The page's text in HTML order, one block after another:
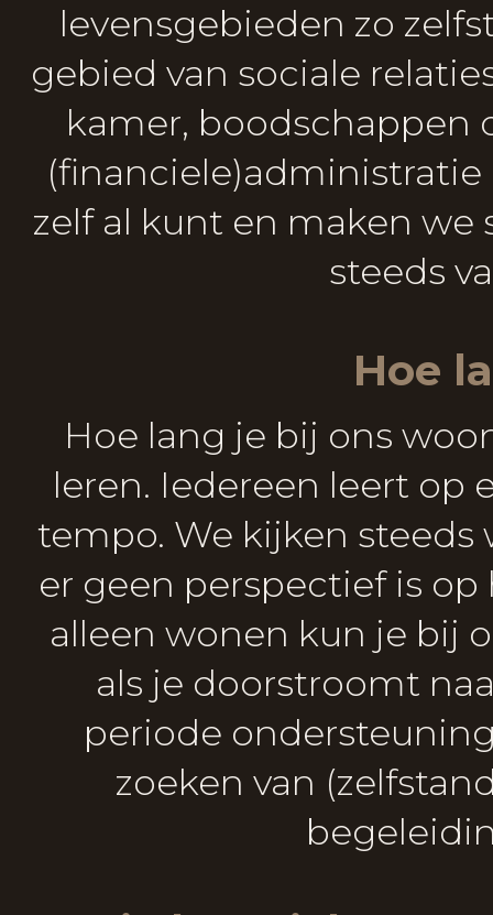
levensgebieden zo
gebied van sociale
kamer, boodschappen
zelf al kunt en maken
steeds
Hoe
Hoe lang je bij ons
leren. Iedereen leert op
tempo. We kijken steeds
er geen perspectief is
alleen wonen kun je bij
als je doorstroomt
periode
zoeken van